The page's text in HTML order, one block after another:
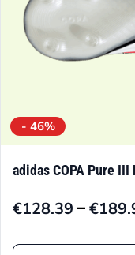
- 46%
adidas COPA Pure
€128.39 –€
Preisspanne:
Dieses